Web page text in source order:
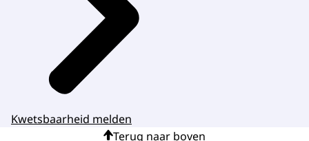
Kwetsbaarheid melden
Terug naar boven